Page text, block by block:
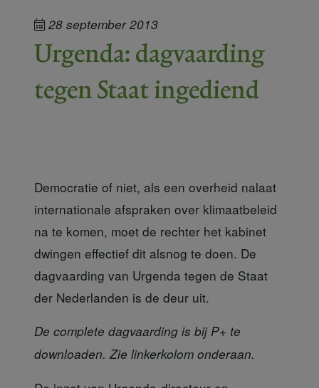
28 september 2013
Urgenda: dagvaarding
tegen Staat ingediend
Democratie of niet, als een overheid nalaat
internationale afspraken over klimaatbeleid
na te komen, moet de rechter het kabinet
dwingen effectief dit alsnog te doen. De
dagvaarding van Urgenda tegen de Staat
der Nederlanden is de deur uit.
De complete dagvaarding is bij P+ te
downloaden. Zie linkerkolom onderaan.